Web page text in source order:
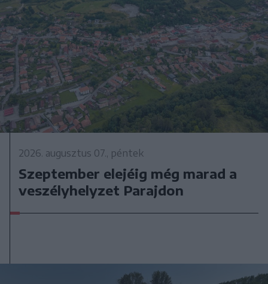
2026. augusztus 07., péntek
Szeptember elejéig még marad a
veszélyhelyzet Parajdon